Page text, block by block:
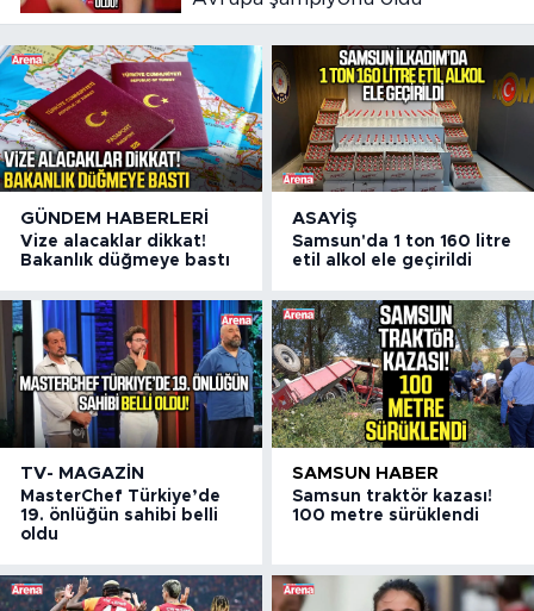
GÜNDEM HABERLERI
Vize alacaklar dikkat!
Bakanlık düğmeye bastı
ASAYIŞ
Samsun'da 1 ton 160 litre
etil alkol ele geçirildi
TV- MAGAZIN
MasterChef Türkiye’de
19. önlüğün sahibi belli
oldu
SAMSUN HABER
Samsun traktör kazası!
100 metre sürüklendi